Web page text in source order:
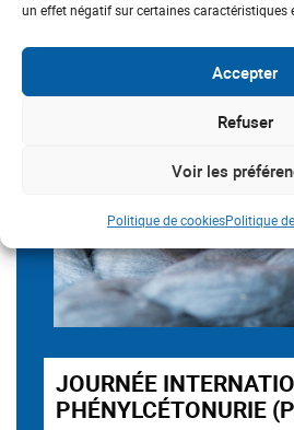
un effet négatif sur certaines caractéristiques
Accepter
Refuser
Voir les
Politique de cookiesPolitique
JOURNÉE
PHÉNYLCÉTONURIE